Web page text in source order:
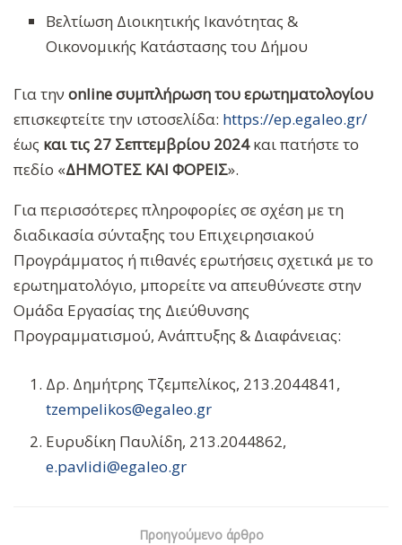
Βελτίωση Διοικητικής Ικανότητας &
Οικονομικής Κατάστασης του Δήμου
Για την online συμπλήρωση του ερωτηματολογίου
επισκεφτείτε την ιστοσελίδα: https://ep.egaleo.gr/
έως και τις 27 Σεπτεμβρίου 2024και πατήστε το
πεδίο «ΔΗΜΟΤΕΣ ΚΑΙ ΦΟΡΕΙΣ».
Για περισσότερες πληροφορίες σε σχέση με τη
διαδικασία σύνταξης του Επιχειρησιακού
Προγράμματος ή πιθανές ερωτήσεις σχετικά με το
ερωτηματολόγιο, μπορείτε να απευθύνεστε στην
Ομάδα Εργασίας της Διεύθυνσης
Προγραμματισμού, Ανάπτυξης & Διαφάνειας:
Δρ. Δημήτρης Τζεμπελίκος, 213.2044841,
tzempelikos@egaleo.gr
Ευρυδίκη Παυλίδη, 213.2044862,
e.pavlidi@egaleo.gr
Προηγούμενο άρθρο